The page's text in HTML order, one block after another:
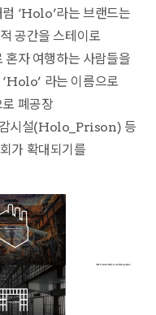
‘Holo’라는 브랜드는
공간을 스테이로
혼자 여행하는 사람들을
라는 이름으로
폐공장
시설(Holo_Prison) 등
가 확대되기를